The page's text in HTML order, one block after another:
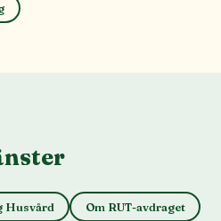
Husvård Om RUT-avdraget